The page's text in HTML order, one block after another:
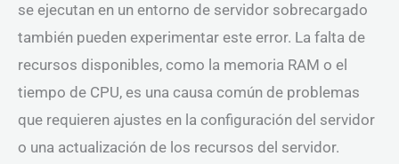
se ejecutan en un entorno de servidor sobrecargado
también pueden experimentar este error. La falta de
recursos disponibles, como la memoria RAM o el
tiempo de CPU, es una causa común de problemas
que requieren ajustes en la configuración del servidor
o una actualización de los recursos del servidor.